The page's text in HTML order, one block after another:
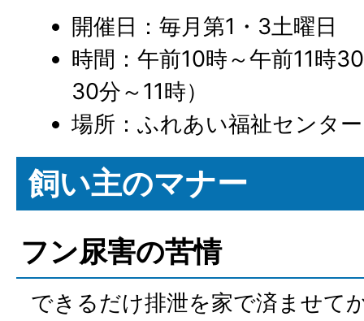
開催日：毎月第1・3土曜日
時間：午前10時～午前11時
30分～11時）
場所：ふれあい福祉センタ
飼い主のマナー
フン尿害の苦情
できるだけ排泄を家で済ませて